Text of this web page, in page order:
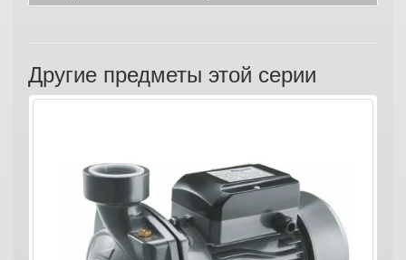
Другие предметы этой серии